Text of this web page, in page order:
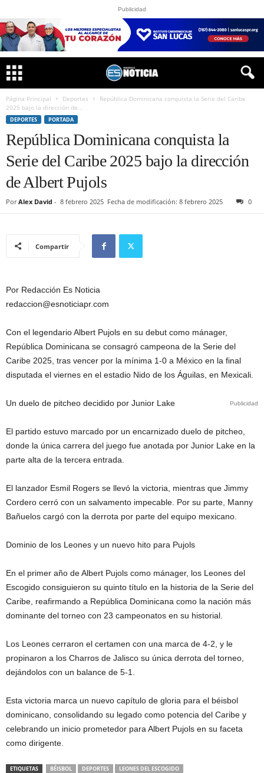
Publicidad
Página Principal Deportes
República Dominicana conquista la Serie del Caribe
2025 bajo la dirección de...
DEPORTES PORTADA
República Dominicana conquista la
Serie del Caribe 2025 bajo la dirección
de Albert Pujols
Por Alex David - 8 febrero 2025 Fecha de modificación: 8 febrero 2025 0
Compartir
Por Redacción Es Noticia
redaccion@esnoticiapr.com
Con el legendario Albert Pujols en su debut como mánager,
República Dominicana se consagró campeona de la Serie del
Caribe 2025, tras vencer por la mínima 1-0 a México en la final
disputada el viernes en el estadio Nido de los Águilas, en Mexicali.
Publicidad
Un duelo de pitcheo decidido por Junior Lake
El partido estuvo marcado por un encarnizado duelo de pitcheo,
donde la única carrera del juego fue anotada por Junior Lake en la
parte alta de la tercera entrada.
El lanzador Esmil Rogers se llevó la victoria, mientras que Jimmy
Cordero cerró con un salvamento impecable. Por su parte, Manny
Bañuelos cargó con la derrota por parte del equipo mexicano.
Dominio de los Leones y un nuevo hito para Pujols
En el primer año de Albert Pujols como mánager, los Leones del
Escogido consiguieron su quinto título en la historia de la Serie del
Caribe, reafirmando a República Dominicana como la nación más
dominante del torneo con 23 campeonatos en su historial.
Los Leones cerraron el certamen con una marca de 4-2, y le
propinaron a los Charros de Jalisco su única derrota del torneo,
dejándolos con un balance de 5-1.
Esta victoria marca un nuevo capítulo de gloria para el béisbol
dominicano, consolidando su legado como potencia del Caribe y
celebrando un inicio prometedor para Albert Pujols en su faceta
como dirigente.
ETIQUETAS BÉISBOL DEPORTES
LEONES DEL ESCOGIDO